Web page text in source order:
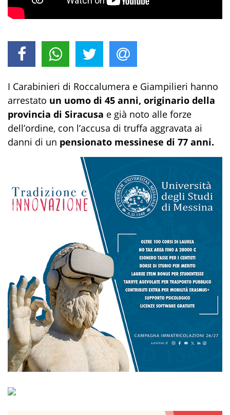
I Carabinieri di Roccalumera e Giampilieri hanno
arrestato un uomo di 45 anni, originario della
provincia di Siracusa e già noto alle forze
dell’ordine, con l’accusa di truffa aggravata ai
danni di un pensionato messinese di 77 anni.